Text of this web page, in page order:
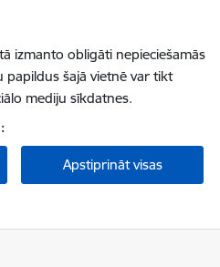
izmanto obligāti nepieciešamās
papildus šajā vietnē var tikt
mediju sīkdatnes.
Apstiprināt visas